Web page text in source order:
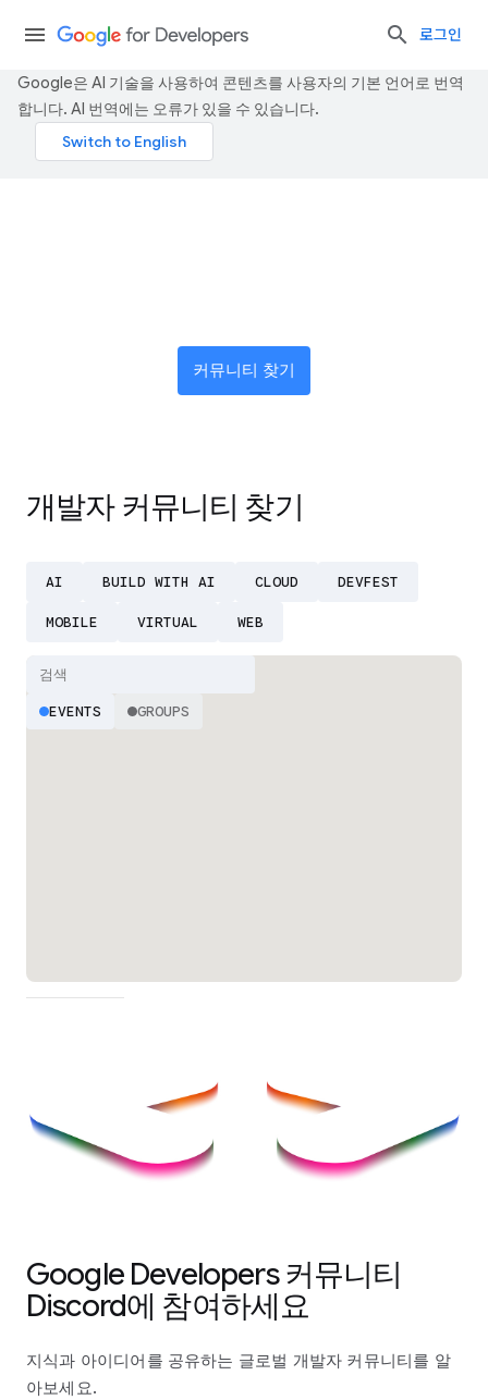
로그인
Google은 AI 기술을 사용하여 콘텐츠를 사용자의 기본 언어로 번역
합니다. AI 번역에는 오류가 있을 수 있습니다.
커뮤니티 찾기
개발자 커뮤니티 찾기
AI BUILD WITH AI CLOUD DEVFEST
MOBILE VIRTUAL WEB
EVENTS GROUPS
Google Developers 커뮤니티
Discord에 참여하세요
지식과 아이디어를 공유하는 글로벌 개발자 커뮤니티를 알
아보세요.